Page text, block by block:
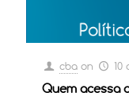
cba on 10
Quem acessa